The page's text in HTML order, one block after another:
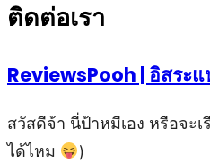
ติดต่อเรา
ReviewsPooh | อิสระแ
สวัสดีจ้า นี่ป้าหมีเอง หรือจะ
ได้ไหม
)